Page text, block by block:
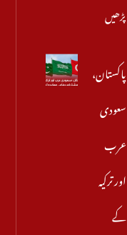
پڑھیں
پاکستان،
سعودی
عرب
اور ترکیہ
کے